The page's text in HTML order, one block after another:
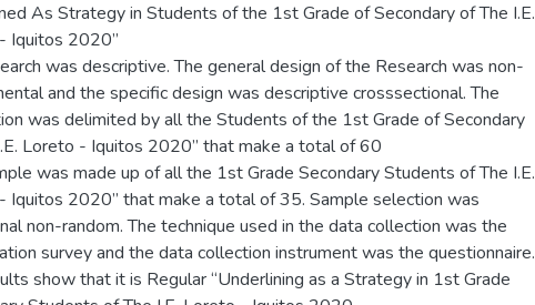
As Strategy in Students of the 1st Grade of Secondary of The I.E.
Iquitos 2020”
was descriptive. The general design of the Research was non-
and the specific design was descriptive crosssectional. The
was delimited by all the Students of the 1st Grade of Secondary
Loreto - Iquitos 2020” that make a total of 60
was made up of all the 1st Grade Secondary Students of The I.E.
Iquitos 2020” that make a total of 35. Sample selection was
non-random. The technique used in the data collection was the
survey and the data collection instrument was the questionnaire.
show that it is Regular “Underlining as a Strategy in 1st Grade